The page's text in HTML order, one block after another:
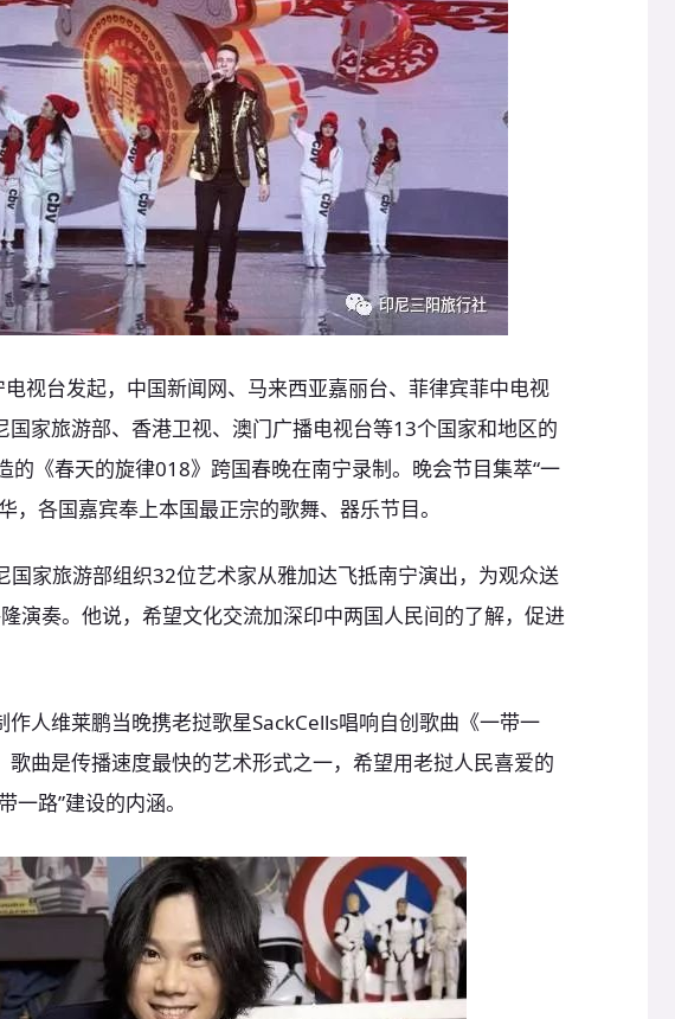
视台发起，中国新闻网、马来西亚嘉丽台、菲律宾菲中电视
国家旅游部、香港卫视、澳门广播电视台等13个国家和地区的
的《春天的旋律018》跨国春晚在南宁录制。晚会节目集萃“一
，各国嘉宾奉上本国最正宗的歌舞、器乐节目。
国家旅游部组织32位艺术家从雅加达飞抵南宁演出，为观众送
演奏。他说，希望文化交流加深印中两国人民间的了解，促进
人维莱鹏当晚携老挝歌星SackCells唱响自创歌曲《一带一
歌曲是传播速度最快的艺术形式之一，希望用老挝人民喜爱的
一路”建设的内涵。